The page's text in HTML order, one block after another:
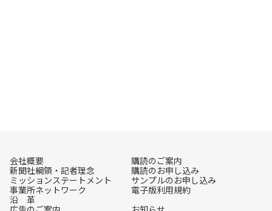
会社概要
新聞社綱領・記者理念
ミッションステートメント
事業所ネットワーク
沿 革
購読のご案内
購読のお申し込み
サンプルのお申し込み
電子版利用規約